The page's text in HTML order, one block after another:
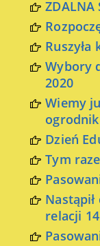
ZDALNA
Wybory
2020
Wiemy
Dzień
Tym
relacji